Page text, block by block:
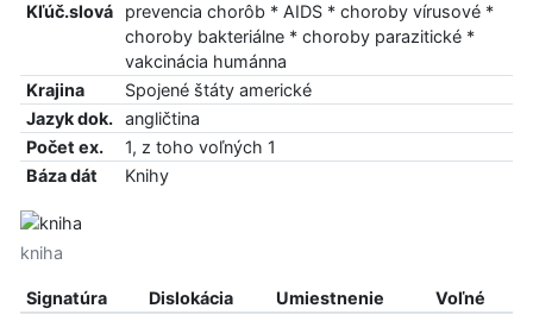
Kľúč.slová
prevencia chorôb * AIDS * choroby vírusové *
choroby bakteriálne * choroby parazitické *
vakcinácia humánna
Krajina
Spojené štáty americké
Jazyk dok.
angličtina
Počet ex.
1, z toho voľných 1
Báza dát
Knihy
kniha
Signatúra Dislokácia Umiestnenie
Voľné